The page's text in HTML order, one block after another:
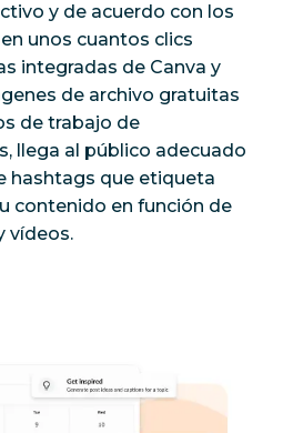
y de acuerdo con los
unos cuantos clics
integradas de Canva y
de archivo gratuitas
de trabajo de
llega al público adecuado
hashtags que etiqueta
contenido en función de
vídeos.